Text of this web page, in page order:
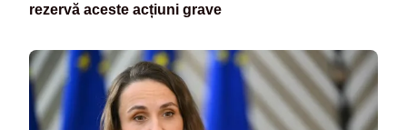
rezervă aceste acțiuni grave